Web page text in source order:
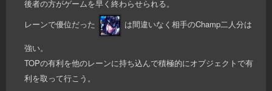
後者の方がゲームを早く終わらせられる。
レーンで優位だった
は間違いなく相手のChamp二人分は
強い。
TOPの有利を他のレーンに持ち込んで積極的にオブジェクトで有
利を取って行こう。